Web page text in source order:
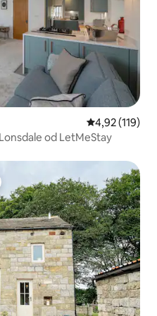
Priemerné
4,92 (119)
od LetMeStay